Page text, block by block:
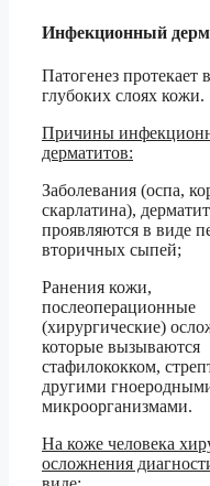
Инфекционный
Патогенез
глубоких слоях кожи.
Причины
дерматитов:
Заболевания (оспа,
скарлатина),
проявляются в виде
вторичных сыпей;
Ранения кожи,
послеоперационные
(хирургические)
которые вызываются
стафилококком,
другими
микроорганизмами.
На коже человека
осложнения